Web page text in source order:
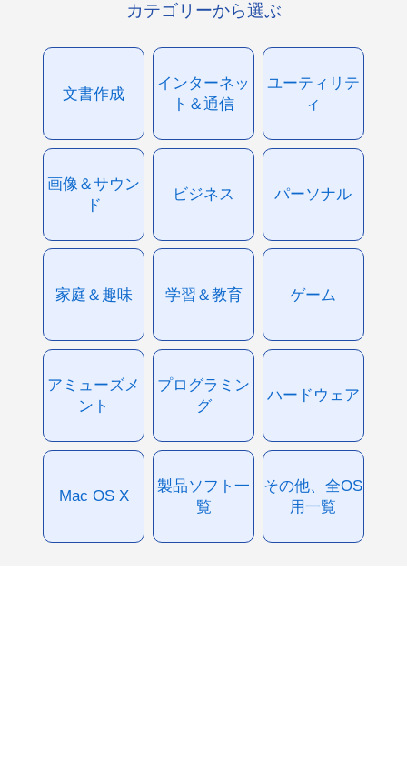
カテゴリーから選ぶ
文書作成
インターネッ
ト＆通信
ユーティリテ
ィ
画像＆サウン
ド
ビジネス パーソナル
家庭＆趣味 学習＆教育 ゲーム
アミューズメ
ント
プログラミン
グ
ハードウェア
Mac OS X
製品ソフト一
覧
その他、全OS
用一覧